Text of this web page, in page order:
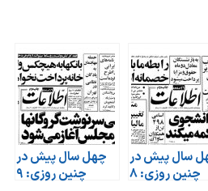
سال پیش در
چنین روزی: ۸
چهل سال پیش در
چنین روزی: ۹